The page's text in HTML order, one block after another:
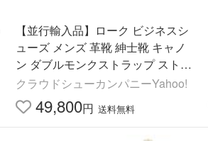
【並行輸入品】ローク ビジネスシ
ューズ メンズ 革靴 紳士靴 キャノ
ン ダブルモンクストラップ ストレ
ートチップ CANB ブラック 黒 LOA
KE
クラウドシューカンパニーYahoo!
49,800円 送料無料